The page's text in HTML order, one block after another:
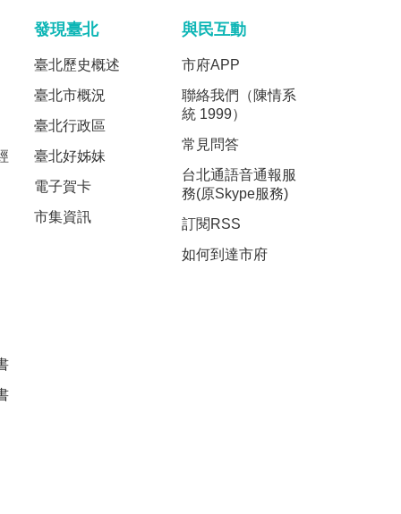
發現臺北
臺北歷史概述
臺北市概況
臺北行政區
臺北好姊妹
電子賀卡
市集資訊
與民互動
市府APP
聯絡我們（陳情系
統 1999）
常見問答
台北通語音通報服
務(原Skype服務)
訂閱RSS
如何到達市府